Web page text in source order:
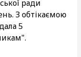
ради
З обтікаємою
5